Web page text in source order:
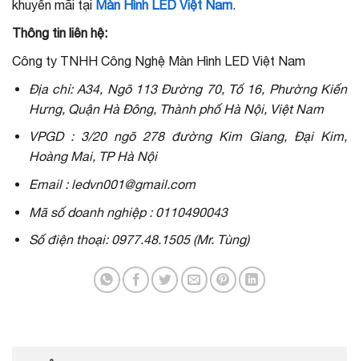
khuyến mãi tại Màn Hình LED Việt Nam.
Thông tin liên hệ:
Công ty TNHH Công Nghệ Màn Hình LED Việt Nam
Địa chỉ: A34, Ngõ 113 Đường 70, Tổ 16, Phường Kiến
Hưng, Quận Hà Đông, Thành phố Hà Nội, Việt Nam
VPGD : 3/20 ngõ 278 đường Kim Giang, Đại Kim,
Hoàng Mai, TP Hà Nội
Email : ledvn001@gmail.com
Mã số doanh nghiệp : 0110490043
Số điện thoại: 0977.48.1505 (Mr. Tùng)